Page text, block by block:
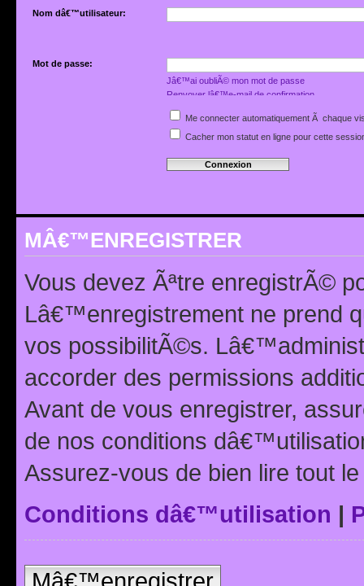
Nom dâ€™utilisateur:
Mot de passe:
Jâ€™ai oubliÃ© mon mot de passe
Renvoyer lâ€™e-mail de confirmation
Me connecter automatiquement Ã chaque
Cacher mon statut en ligne pour cette
MÂ€™ENREGISTRER
Vous devez Ãªtre enregistrÃ©
Lâ€™enregistrement ne prend
vos possibilitÃ©s.
accorder des permissions
Avant de vous enregistrer,
de nos conditions
Assurez-vous de bien lire tout
Conditions dâ€™utilisation |
Mâ€™enregistrer